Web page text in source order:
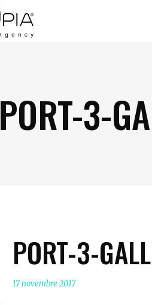
PORT-3-
PORT-3-
17 novembre 2017